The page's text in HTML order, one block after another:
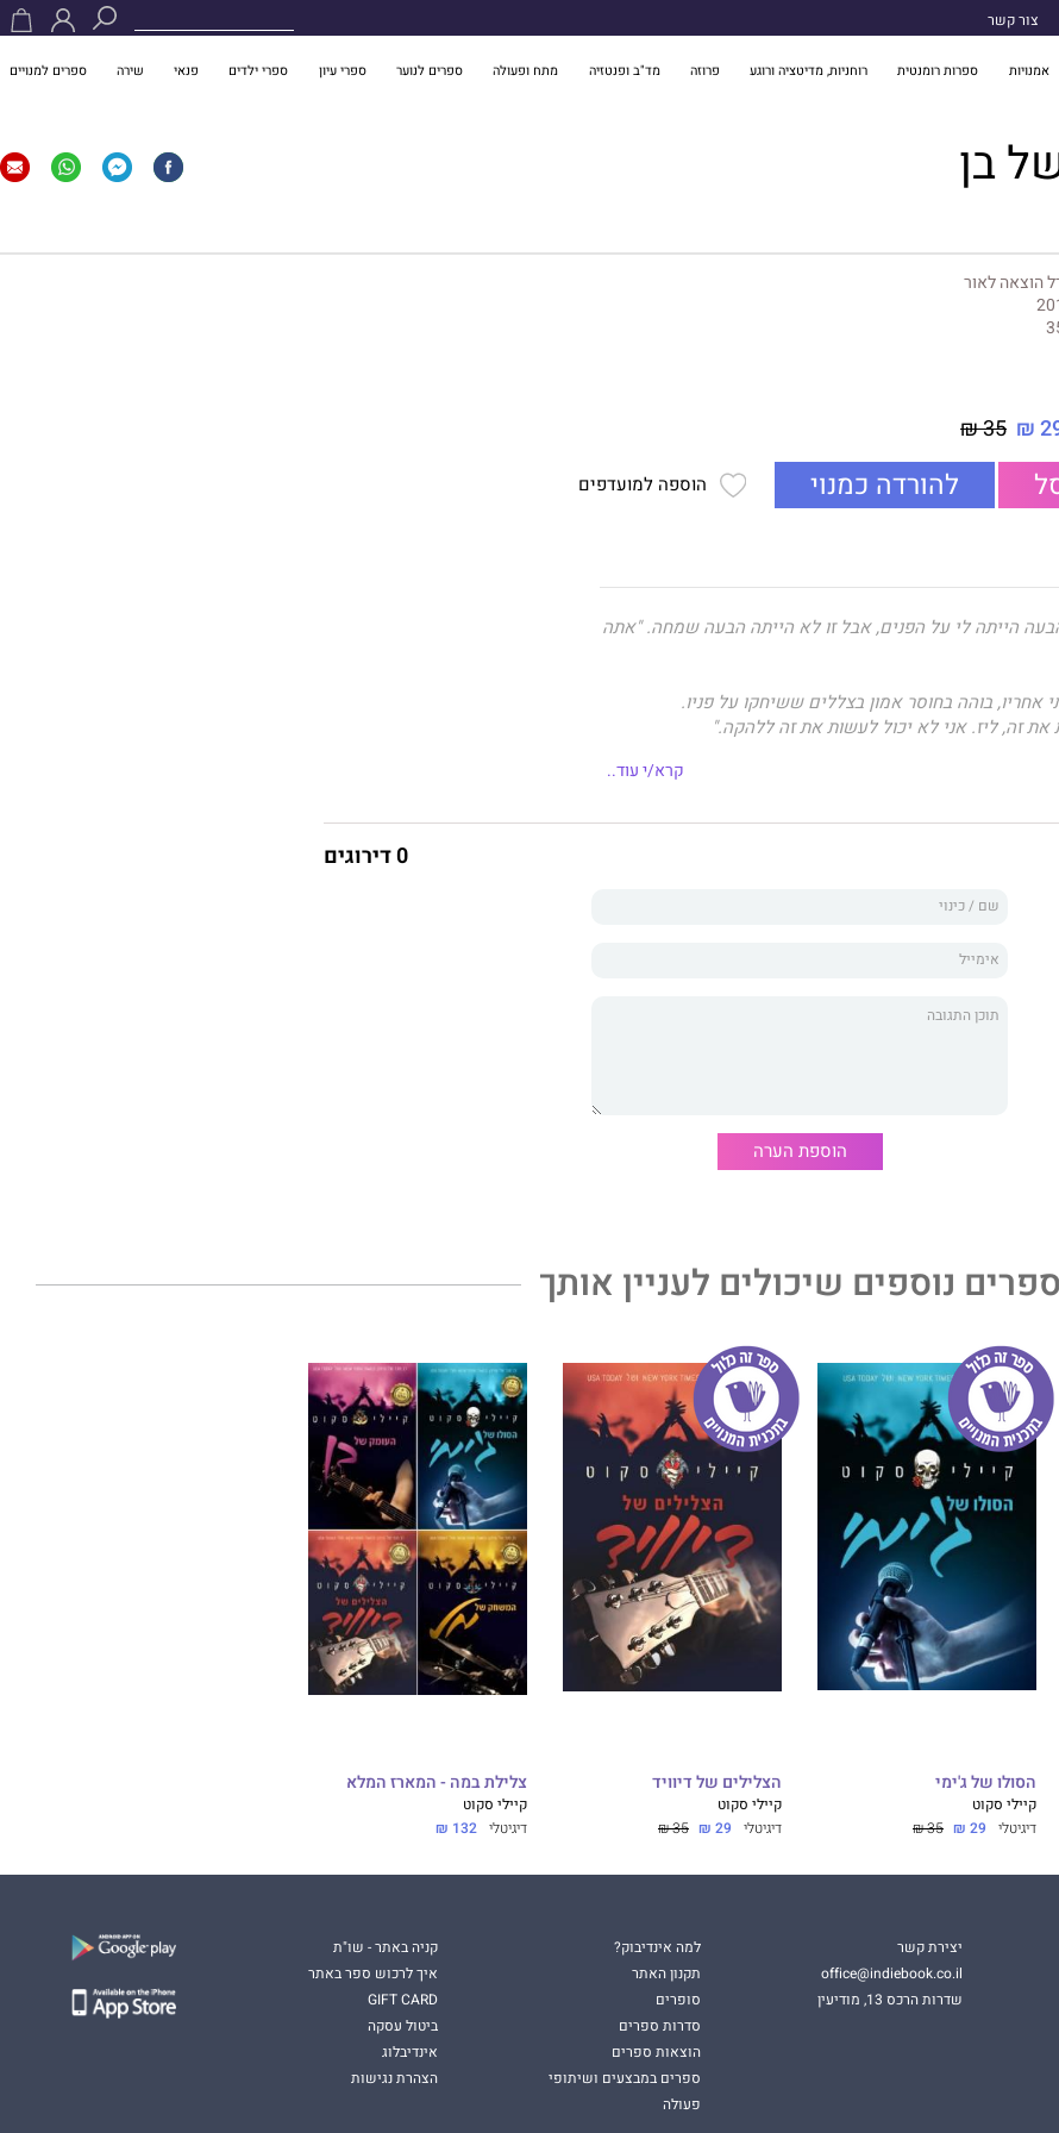
צור קשר
אמנויות ספרות רומנטית רוחניות, מדיטציה ורוגע פרוזה מד"ב ופנטזיה מתח ופעולה ספרים לנוער ספרי עיון ספרי ילדים פנאי שירה ספרים למנויים
בן
הוצאה לאור
29
35 ₪
להורדה כמנוי הוספה למועדפים
הבעה הייתה לי על הפנים, אבל זו לא הייתה הבעה שמחה. "אתה
אחריו, בוהה בחוסר אמון בצללים ששיחקו על פניו.
את זה, ליז. אני לא יכול לעשות את זה ללהקה."
הסקסי של להקת 'צלילת במה', יודע שליזי, אחותה הקטנה של
משנה עד כמה היא מתוקה וסקסית ואיזו כימיה מטורפת יש
עצמו משימה לשמור את ליזי הרחק מצרות, אבל עד מהרה
האפשרית, אבל איך זה עוזר לה אם היא יודעת שכוכב
קרא/י עוד..
0 דירוגים
הוספת הערה
ספרים נוספים שיכולים לעניין אותך
הסולו של ג'ימי
קיילי סקוט
דיגיטלי 29 ₪
35 ₪
הצלילים של דיוויד
קיילי סקוט
דיגיטלי 29 ₪
35 ₪
צלילת במה - המארז המלא
קיילי סקוט
דיגיטלי 132 ₪
יצירת קשר
office@indiebook.co.il
שדרות הרכס 13, מודיעין
למה אינדיבוק?
תקנון האתר
סופרים
סדרות ספרים
הוצאות ספרים
ספרים במבצעים ושיתופי
פעולה
קניה באתר - שו"ת
איך לרכוש ספר באתר
GIFT CARD
ביטול עסקה
אינדיבלוג
הצהרת נגישות